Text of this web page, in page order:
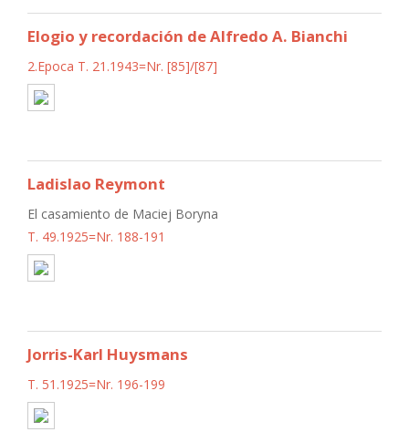
Elogio y recordación de Alfredo A. Bianchi
2.Epoca T. 21.1943=Nr. [85]/[87]
Ladislao Reymont
El casamiento de Maciej Boryna
T. 49.1925=Nr. 188-191
Jorris-Karl Huysmans
T. 51.1925=Nr. 196-199